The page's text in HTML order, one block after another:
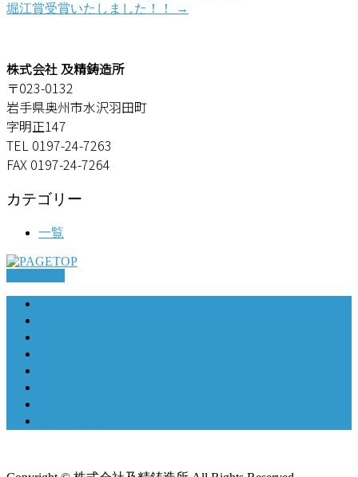
堀江賞受賞いたしました！！
→
株式会社 及精鋳造所
〒023-0132
岩手県奥州市水沢羽田町
字明正147
TEL 0197-24-7263
FAX 0197-24-7264
カテゴリー
一覧